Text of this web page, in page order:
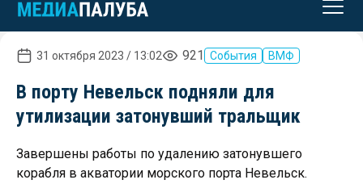
31 октября 2023 / 13:02 921 События ВМФ
В порту Невельск подняли для
утилизации затонувший тральщик
Завершены работы по удалению затонувшего
корабля в акватории морского порта Невельск.